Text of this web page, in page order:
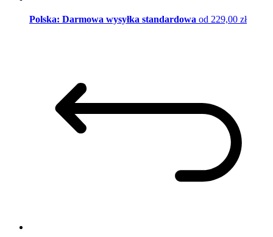
Polska: Darmowa wysyłka standardowa od 229,00 zł